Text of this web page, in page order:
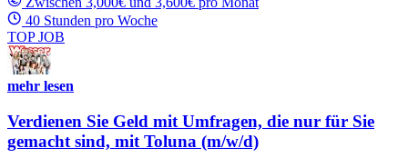
40 Stunden pro Woche
TOP JOB
mehr lesen
Verdienen Sie Geld mit Umfragen, die nur für Sie
gemacht sind, mit Toluna (m/w/d)